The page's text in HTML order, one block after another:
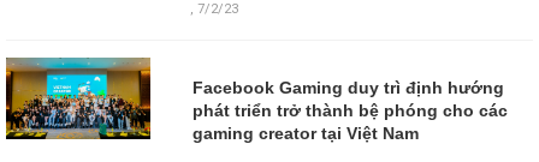
,7/2/23
Facebook Gaming duy trì định hướng
phát triển trở thành bệ phóng cho các
gaming creator tại Việt Nam